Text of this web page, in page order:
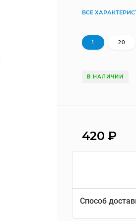
ВСЕ
1 20
В НАЛИЧИИ
420 ₽
Способ